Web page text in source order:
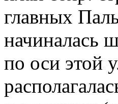
главных
начиналась
по оси этой